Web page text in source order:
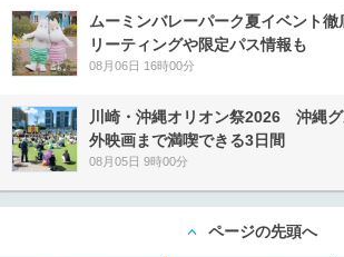
ムーミンバレーパーク夏イベント
リーティングや限定パス情報も
08月06日 16時00分
川崎・沖縄オリオン祭2026 沖縄
外映画まで満喫できる3日間
08月05日 9時00分
ページの先頭へ